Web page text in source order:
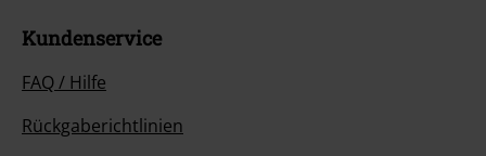
Kundenservice
FAQ / Hilfe
Rückgaberichtlinien